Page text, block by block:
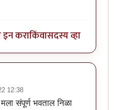
कराकिंवासदस्य व्हा
12:38
!byचौथा कोनाडा
संपूर्ण भवताल निळा